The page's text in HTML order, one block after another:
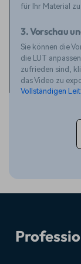
für Ihr Material zu
3. Vorschau
Sie können die
die LUT
zufrieden sind,
das Video zu
Vollständigen